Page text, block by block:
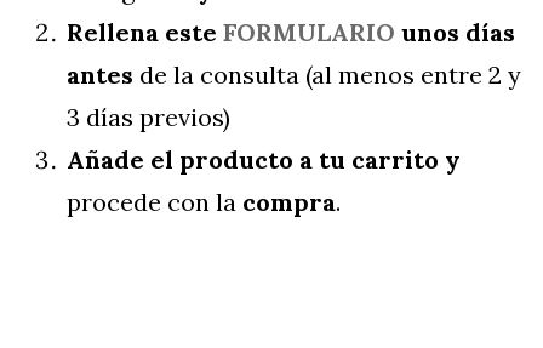
Rellena este FORMULARIO unos días
antes de la consulta (al menos entre 2 y
3 días previos)
Añade el producto a tu carrito y
procede con la compra.